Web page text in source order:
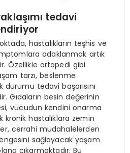
tedavi
hastalıkların teşhis ve
odaklanmak artık
Özellikle ortopedi gibi
tarzı, beslenme
durumu tedavi başarısını
Gıdaların besin değerinin
vücudun kendini onarma
kronik hastalıklara zemin
cerrahi müdahalelerden
sağlayacak yaşam
çıkarmaktadır. Bu